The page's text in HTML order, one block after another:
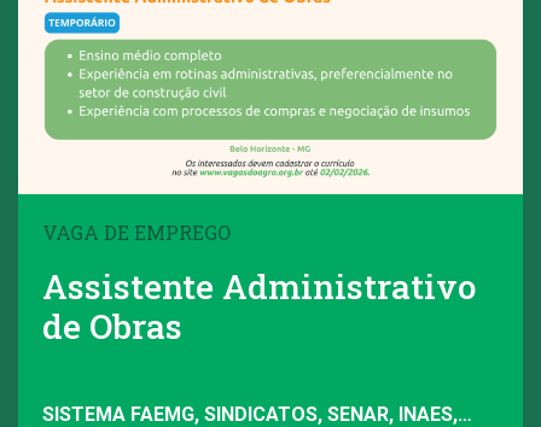
VAGA DE EMPREGO
Assistente Administrativo
de Obras
SISTEMA FAEMG, SINDICATOS, SENAR, INAES,